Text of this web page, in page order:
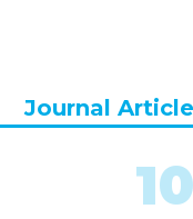
Journal Article
10